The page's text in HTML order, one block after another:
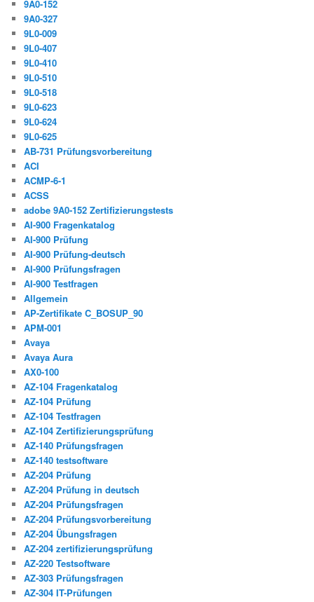
9A0-152
9A0-327
9L0-009
9L0-407
9L0-410
9L0-510
9L0-518
9L0-623
9L0-624
9L0-625
AB-731 Prüfungsvorbereitung
ACI
ACMP-6-1
ACSS
adobe 9A0-152 Zertifizierungstests
AI-900 Fragenkatalog
AI-900 Prüfung
AI-900 Prüfung-deutsch
AI-900 Prüfungsfragen
AI-900 Testfragen
Allgemein
AP-Zertifikate C_BOSUP_90
APM-001
Avaya
Avaya Aura
AX0-100
AZ-104 Fragenkatalog
AZ-104 Prüfung
AZ-104 Testfragen
AZ-104 Zertifizierungsprüfung
AZ-140 Prüfungsfragen
AZ-140 testsoftware
AZ-204 Prüfung
AZ-204 Prüfung in deutsch
AZ-204 Prüfungsfragen
AZ-204 Prüfungsvorbereitung
AZ-204 Übungsfragen
AZ-204 zertifizierungsprüfung
AZ-220 Testsoftware
AZ-303 Prüfungsfragen
AZ-304 IT-Prüfungen